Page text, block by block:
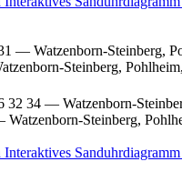
— Watzenborn-Steinberg,
Steinberg,
32 34 — Watzenborn-
Watzenborn-Steinberg,
Interaktives Sanduhrdiagramm